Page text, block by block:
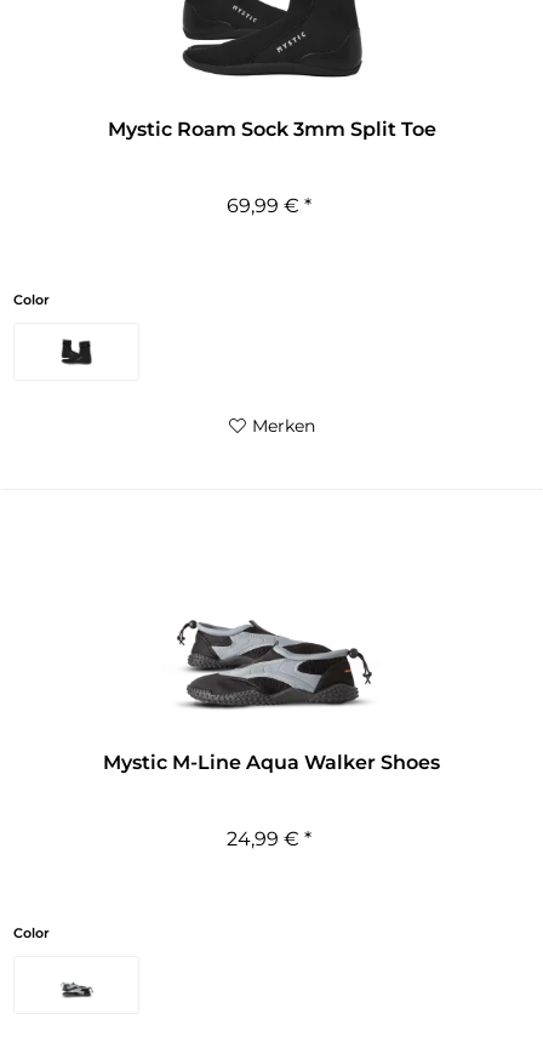
Mystic Roam Sock 3mm Split Toe
69,99 € *
Color
Merken
Mystic M-Line Aqua Walker Shoes
24,99 € *
Color